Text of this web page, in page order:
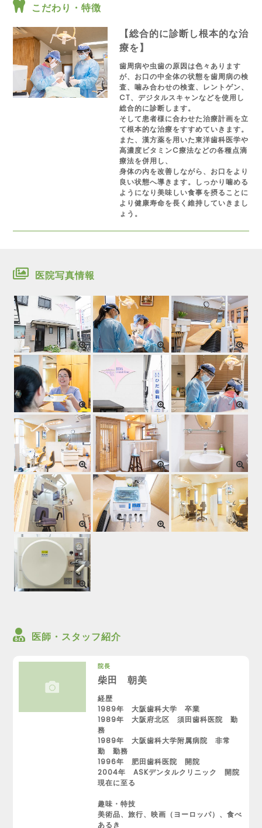
こだわり・特徴
【総合的に診断し根本的な治
療を】
歯周病や虫歯の原因は色々あります
が、お口の中全体の状態を歯周病の検
査、噛み合わせの検査、レントゲン、
CT、デジタルスキャンなどを使用し
総合的に診断します。
そして患者様に合わせた治療計画を立
て根本的な治療をすすめていきます。
また、漢方薬を用いた東洋歯科医学や
高濃度ビタミンC療法などの各種点滴
療法を併用し、
身体の内を改善しながら、お口をより
良い状態へ導きます。しっかり噛める
ようになり美味しい食事を摂ることに
より健康寿命を長く維持していきまし
ょう。
医院写真情報
医師・スタッフ紹介
院長
柴田 朝美
経歴
1989年 大阪歯科大学 卒業
1989年 大阪府北区 須田歯科医院 勤
務
1989年 大阪歯科大学附属病院 非常
勤 勤務
1996年 肥田歯科医院 開院
2004年 ASKデンタルクリニック 開院
現在に至る
趣味・特技
美術品、旅行、映画（ヨーロッパ）、食べ
あるき